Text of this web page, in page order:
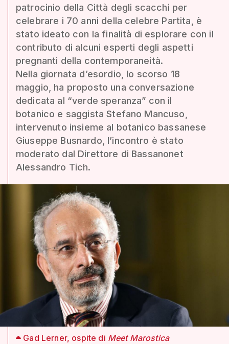
patrocinio della Città degli scacchi per
celebrare i 70 anni della celebre Partita, è
stato ideato con la finalità di esplorare con il
contributo di alcuni esperti degli aspetti
pregnanti della contemporaneità.
Nella giornata d’esordio, lo scorso 18
maggio, ha proposto una conversazione
dedicata al “verde speranza” con il
botanico e saggista Stefano Mancuso,
intervenuto insieme al botanico bassanese
Giuseppe Busnardo, l’incontro è stato
moderato dal Direttore di Bassanonet
Alessandro Tich.
Gad Lerner, ospite di Meet Marostica